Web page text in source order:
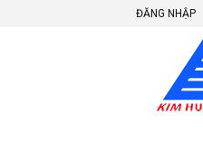
ĐĂNG NHẬP